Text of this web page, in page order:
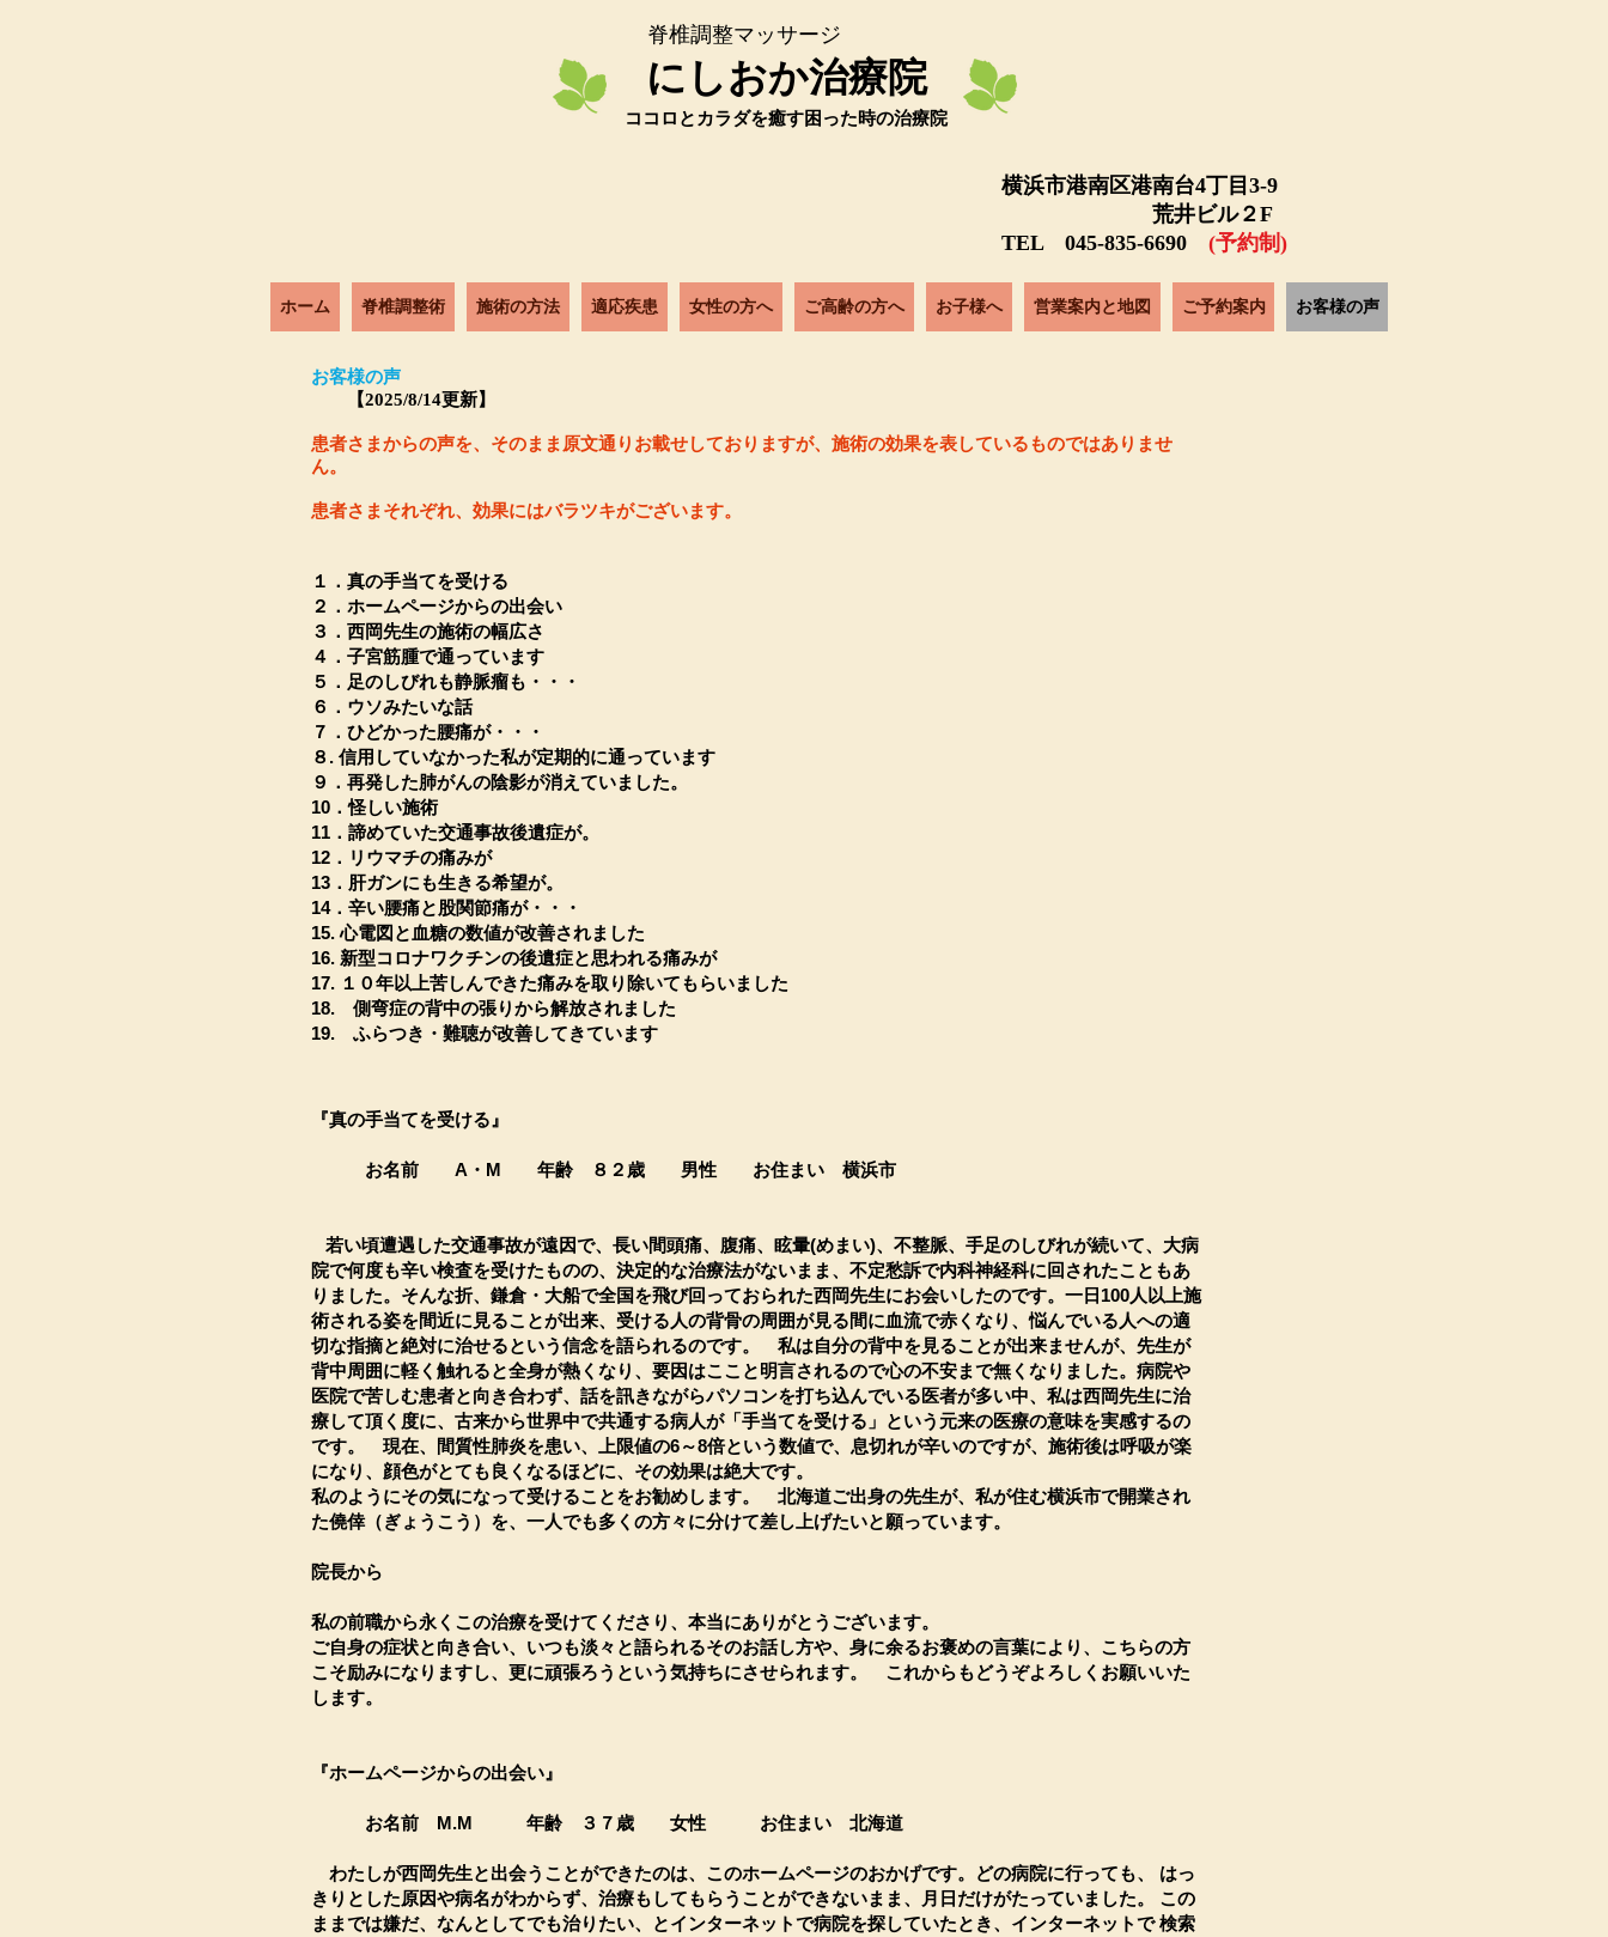
脊椎調整マッサージ
にしおか治療院
ココロとカラダを癒す困った時の治療院
横浜市港南区港南台4丁目3-9
荒井ビル２F
TEL 045-835-6690 (予約制)
ホーム 脊椎調整術 施術の方法 適応疾患 女性の方へ ご高齢の方へ お子様へ 営業案内と地図 ご予約案内 お客様の声
お客様の声
​ 【2025/8/14更新】
患者さまからの声を、そのまま原文通りお載せしておりますが、施術の効果を表しているものではありませ
ん。
患者さまそれぞれ、効果にはバラツキがございます。
１．真の手当てを受ける
２．ホームページからの出会い
３．西岡先生の施術の幅広さ
４．子宮筋腫で通っています
５．足のしびれも静脈瘤も・・・
６．ウソみたいな話
７．ひどかった腰痛が・・・
８. 信用していなかった私が定期的に通っています
９．再発した肺がんの陰影が消えていました。
10．怪しい施術
11．諦めていた交通事故後遺症が。
12．リウマチの痛みが
13．肝ガンにも生きる希望が。
​​14．辛い腰痛と股関節痛が・・・
​15. 心電図と血糖の数値が改善されました
16. 新型コロナワクチンの後遺症と思われる痛みが
17. １０年以上苦しんできた痛みを取り除いてもらいました
​18. 側弯症の背中の張りから解放されました
19. ふらつき・難聴が改善してきています
『真の手当てを受ける』
お名前 A・M 年齢 ８２歳 男性 お住まい 横浜市
若い頃遭遇した交通事故が遠因で、長い間頭痛、腹痛、眩暈(めまい)、不整脈、手足のしびれが続いて、大病
院で何度も辛い検査を受けたものの、決定的な治療法がないまま、不定愁訴で内科神経科に回されたこともあ
りました。そんな折、鎌倉・大船で全国を飛び回っておられた西岡先生にお会いしたのです。一日100人以上施
術される姿を間近に見ることが出来、受ける人の背骨の周囲が見る間に血流で赤くなり、悩んでいる人への適
切な指摘と絶対に治せるという信念を語られるのです。 私は自分の背中を見ることが出来ませんが、先生が
背中周囲に軽く触れると全身が熱くなり、要因はここと明言されるので心の不安まで無くなりました。病院や
医院で苦しむ患者と向き合わず、話を訊きながらパソコンを打ち込んでいる医者が多い中、私は西岡先生に治
療して頂く度に、古来から世界中で共通する病人が「手当てを受ける」という元来の医療の意味を実感するの
です。 現在、間質性肺炎を患い、上限値の6～8倍という数値で、息切れが辛いのですが、施術後は呼吸が楽
になり、顔色がとても良くなるほどに、その効果は絶大です。
私のようにその気になって受けることをお勧めします。 北海道ご出身の先生が、私が住む横浜市で開業され
た僥倖（ぎょうこう）を、一人でも多くの方々に分けて差し上げたいと願っています。
院長から
私の前職から永くこの治療を受けてくださり、本当にありがとうございます。
ご自身の症状と向き合い、いつも淡々と語られるそのお話し方や、身に余るお褒めの言葉により、こちらの方
こそ励みになりますし、更に頑張ろうという気持ちにさせられます。 これからもどうぞよろしくお願いいた
します。
『ホームページからの出会い』
お名前 M.M 年齢 ３７歳 女性 お住まい 北海道
わたしが西岡先生と出会うことができたのは、このホームページのおかげです。どの病院に行っても、 はっ
きりとした原因や病名がわからず、治療もしてもらうことができないまま、月日だけがたっていました。 この
ままでは嫌だ、なんとしてでも治りたい、とインターネットで病院を探していたとき、インターネットで 検索